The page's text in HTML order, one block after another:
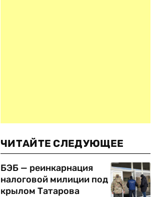
ЧИТАЙТЕ СЛЕДУЮЩЕЕ
БЭБ — реинкарнация
налоговой милиции под
крылом Татарова